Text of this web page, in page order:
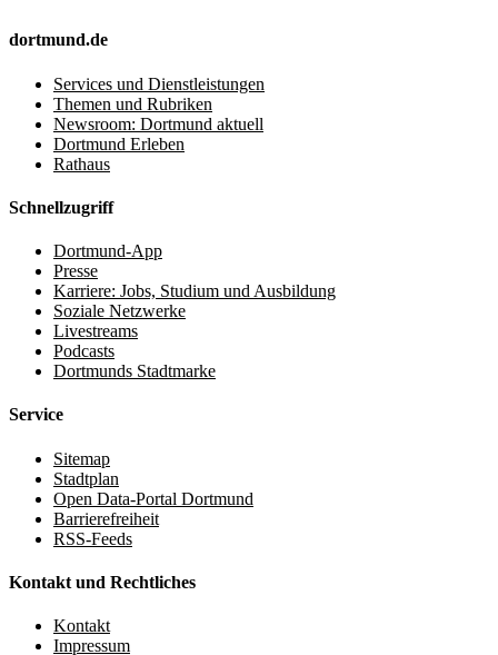
dortmund.de
Services und Dienstleistungen
Themen und Rubriken
Newsroom: Dortmund aktuell
Dortmund Erleben
Rathaus
Schnellzugriff
Dortmund-App
Presse
Karriere: Jobs, Studium und Ausbildung
Soziale Netzwerke
Livestreams
Podcasts
Dortmunds Stadtmarke
Service
Sitemap
Stadtplan
Open Data-Portal Dortmund
Barrierefreiheit
RSS-Feeds
Kontakt und Rechtliches
Kontakt
Impressum